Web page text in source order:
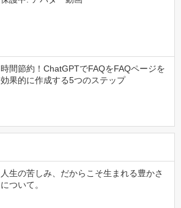
時間節約！ChatGPTでFAQをFAQページを
効果的に作成する5つのステップ
人生の苦しみ、だからこそ生まれる豊かさ
について。